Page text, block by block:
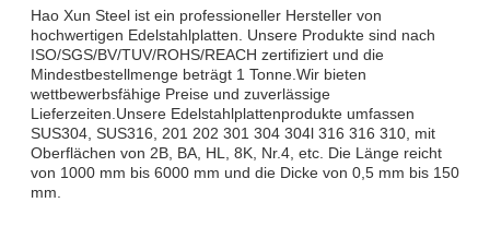
Hao Xun Steel ist ein professioneller Hersteller von
hochwertigen Edelstahlplatten. Unsere Produkte sind nach
ISO/SGS/BV/TUV/ROHS/REACH zertifiziert und die
Mindestbestellmenge beträgt 1 Tonne.Wir bieten
wettbewerbsfähige Preise und zuverlässige
Lieferzeiten.Unsere Edelstahlplattenprodukte umfassen
SUS304, SUS316, 201 202 301 304 304l 316 316 310, mit
Oberflächen von 2B, BA, HL, 8K, Nr.4, etc. Die Länge reicht
von 1000 mm bis 6000 mm und die Dicke von 0,5 mm bis 150
mm.